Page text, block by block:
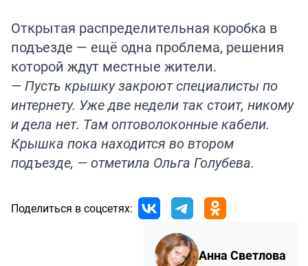
Открытая распределительная коробка в
подъезде — ещё одна проблема, решения
которой ждут местные жители.
— Пусть крышку закроют специалисты по
интернету. Уже две недели так стоит, никому
и дела нет. Там оптоволоконные кабели.
Крышка пока находится во втором
подъезде, — отметила Ольга Голубева.
Поделиться в соцсетях:
Анна Светлова